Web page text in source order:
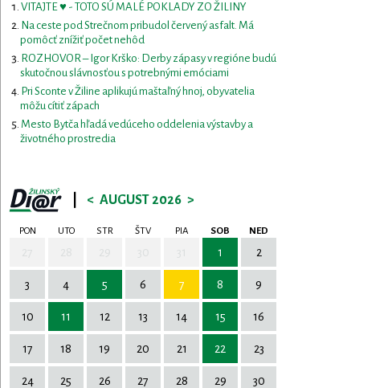
VITAJTE ♥ - TOTO SÚ MALÉ POKLADY ZO ŽILINY
Na ceste pod Strečnom pribudol červený asfalt. Má
pomôcť znížiť počet nehôd
ROZHOVOR – Igor Krško: Derby zápasy v regióne budú
skutočnou slávnosťou s potrebnými emóciami
Pri Sconte v Žiline aplikujú maštaľný hnoj, obyvatelia
môžu cítiť zápach
Mesto Bytča hľadá vedúceho oddelenia výstavby a
životného prostredia
< AUGUST 2026 >
PON UTO STR ŠTV PIA SOB NED
1 2
3 4 5 6 7 8 9
10 11 12 13 14 15 16
17 18 19 20 21 22 23
24 25 26 27 28 29 30